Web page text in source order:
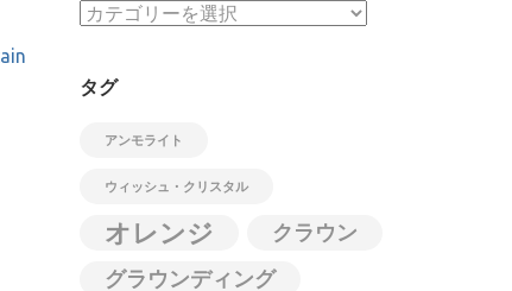
カ
リ
タグ
アンモライト
ウィッシュ・クリスタル
オレンジ クラウン
グラウンディング